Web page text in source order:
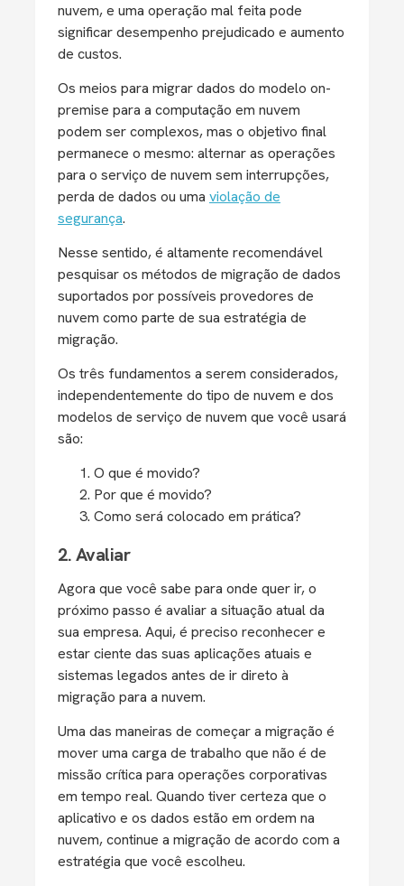
nuvem, e uma operação mal feita pode
significar desempenho prejudicado e aumento
de custos.
Os meios para migrar dados do modelo on-
premise para a computação em nuvem
podem ser complexos, mas o objetivo final
permanece o mesmo: alternar as operações
para o serviço de nuvem sem interrupções,
perda de dados ou uma violação de
segurança.
Nesse sentido, é altamente recomendável
pesquisar os métodos de migração de dados
suportados por possíveis provedores de
nuvem como parte de sua estratégia de
migração.
Os três fundamentos a serem considerados,
independentemente do tipo de nuvem e dos
modelos de serviço de nuvem que você usará
são:
O que é movido?
Por que é movido?
Como será colocado em prática?
2. Avaliar
Agora que você sabe para onde quer ir, o
próximo passo é avaliar a situação atual da
sua empresa. Aqui, é preciso reconhecer e
estar ciente das suas aplicações atuais e
sistemas legados antes de ir direto à
migração para a nuvem.
Uma das maneiras de começar a migração é
mover uma carga de trabalho que não é de
missão crítica para operações corporativas
em tempo real. Quando tiver certeza que o
aplicativo e os dados estão em ordem na
nuvem, continue a migração de acordo com a
estratégia que você escolheu.